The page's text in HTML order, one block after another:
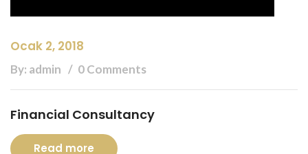
Ocak 2, 2018
By: admin 0 Comments
Financial Consultancy
Read more